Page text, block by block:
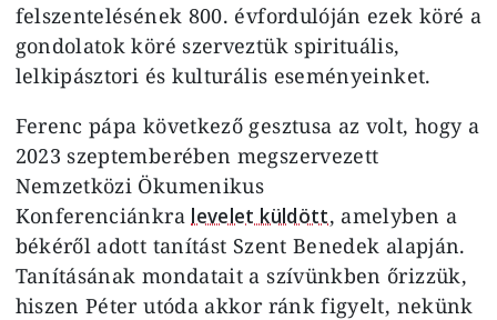
felszentelésének 800. évfordulóján ezek köré a
gondolatok köré szerveztük spirituális,
lelkipásztori és kulturális eseményeinket.
Ferenc pápa következő gesztusa az volt, hogy a
2023 szeptemberében megszervezett
Nemzetközi Ökumenikus
Konferenciánkra levelet küldött, amelyben a
békéről adott tanítást Szent Benedek alapján.
Tanításának mondatait a szívünkben őrizzük,
hiszen Péter utóda akkor ránk figyelt, nekünk